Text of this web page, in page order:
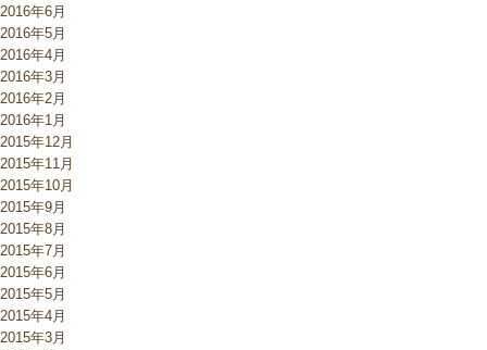
2016年6月
2016年5月
2016年4月
2016年3月
2016年2月
2016年1月
2015年12月
2015年11月
2015年10月
2015年9月
2015年8月
2015年7月
2015年6月
2015年5月
2015年4月
2015年3月